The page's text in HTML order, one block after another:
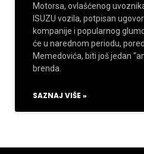
Motorsa, ovlašćenog
ISUZU vozila, potpisan
kompanije i popularnog
će u narednom periodu,
Memedovića, biti još jedan
brenda.
SAZNAJ VIŠE »